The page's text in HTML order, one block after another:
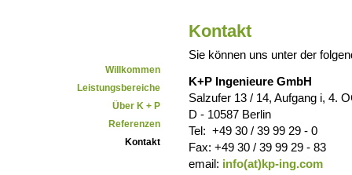
Willkommen
Leistungsbereiche
Über K + P
Referenzen
Kontakt
Kontakt
Sie können uns unter der
K+P Ingenieure GmbH
Salzufer 13 / 14, Aufgang i, 4.
D - 10587 Berlin
Tel: +49 30 / 39 99 29 - 0
Fax: +49 30 / 39 99 29 - 83
email: info(at)kp-ing.com